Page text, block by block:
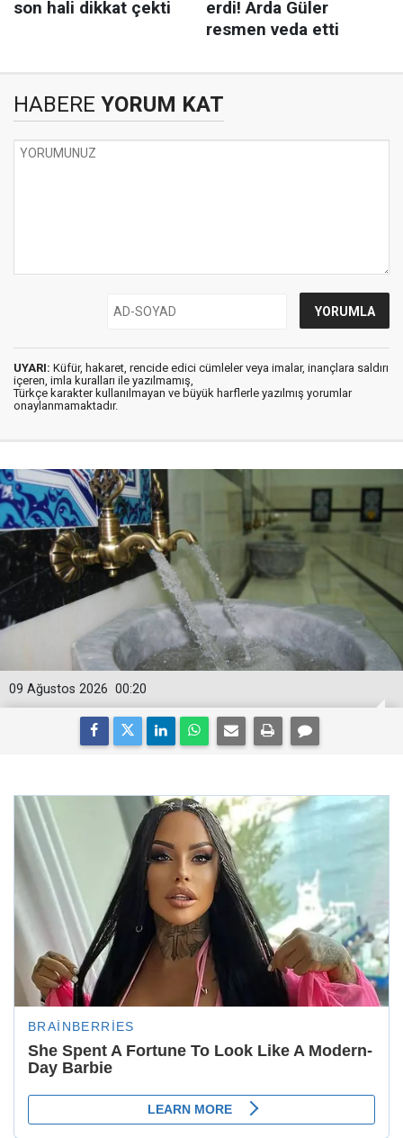
HABERE YORUM KAT
UYARI: Küfür, hakaret, rencide edici cümleler veya imalar, inançlara saldırı
içeren, imla kuralları ile yazılmamış,
Türkçe karakter kullanılmayan ve büyük harflerle yazılmış yorumlar
onaylanmamaktadır.
00:20
09 Ağustos 2026